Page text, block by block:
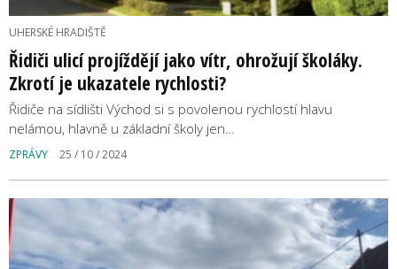
UHERSKÉ HRADIŠTĚ
Řidiči ulicí projíždějí jako vítr, ohrožují školáky.
Zkrotí je ukazatele rychlosti?
Řidiče na sídlišti Východ si s povolenou rychlostí hlavu
nelámou, hlavně u základní školy jen…
ZPRÁVY 25 / 10 / 2024